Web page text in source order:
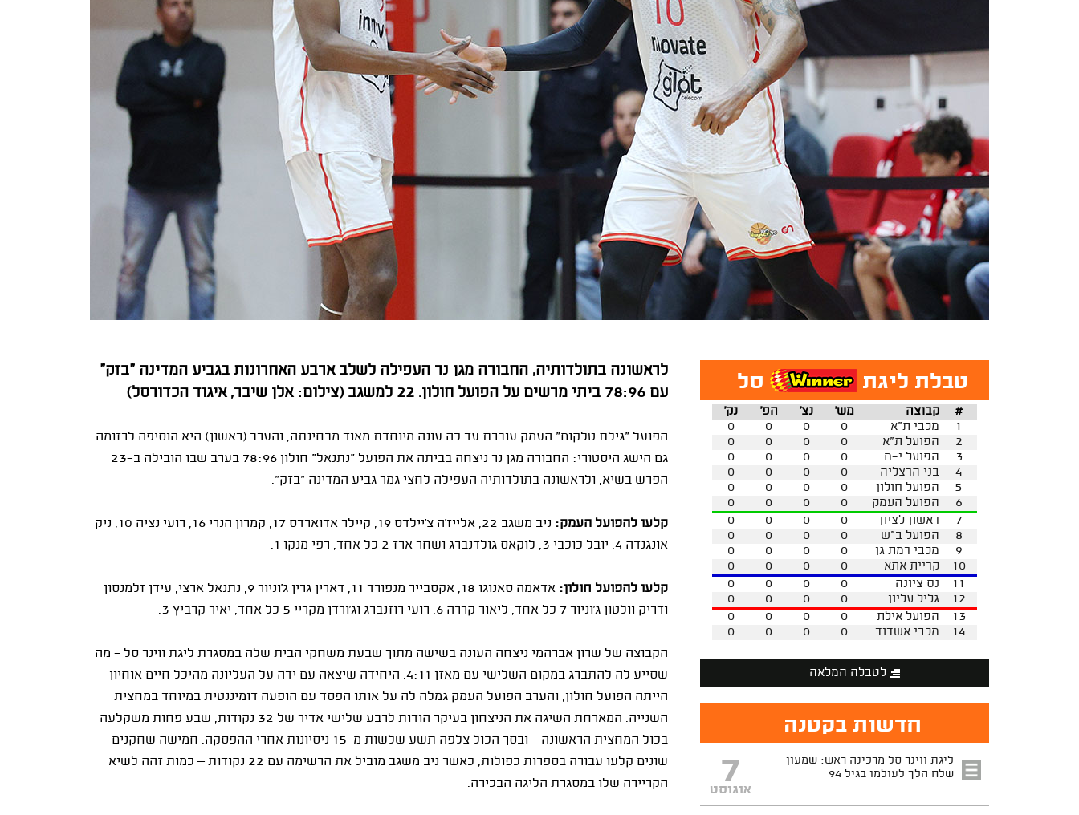
לראשונה בתולדותיה, החבורה מגן נר העפילה לשלב ארבע האחרונות בגביע המדינה "בזק"
עם 78:96 ביתי מרשים על הפועל חולון. 22 למשגב (צילום: אלן שיבר, איגוד הכדורסל)
הפועל "גילת טלקום" העמק עוברת עד כה עונה מיוחדת מאוד מבחינתה, והערב (ראשון) היא הוסיפה לרזומה
גם הישג היסטורי: החבורה מגן נר ניצחה בביתה את הפועל "נתנאל" חולון 78:96 בערב שבו הובילה ב־23
הפרש בשיא, ולראשונה בתולדותיה העפילה לחצי גמר גביע המדינה "בזק".
קלעו להפועל העמק:
ניב משגב 22, אלייז'ה צ'יילדס 19, קיילר אדוארדס 17, קמרון הנרי 16, רועי נציה 10, ניק
אונגנדה 4, יובל כוכבי 3, לוקאס גולדנברג ושחר ארז 2 כל אחד, רפי מנקו 1.
קלעו להפועל חולון:
אדאמה סאנוגו 18, אקסבייר מנפורד 11, דארין גרין ג'וניור 9, נתנאל ארצי, עידן זלמנסון
ודריק וולטון ג'וניור 7 כל אחד, ליאור קררה 6, רועי רוזנברג וג'ורדן מקריי 5 כל אחד, יאיר קרביץ 3.
הקבוצה של שרון אברהמי ניצחה העונה בשישה מתוך שבעת משחקי הבית שלה במסגרת ליגת ווינר סל - מה
שסייע לה להתברג במקום השלישי עם מאזן 4:11. היחידה שיצאה עם ידה על העליונה מהיכל חיים אוחיון
הייתה הפועל חולון, והערב הפועל העמק גמלה לה על אותו הפסד עם הופעה דומיננטית במיוחד במחצית
השנייה. המארחת השיגה את הניצחון בעיקר הודות לרבע שלישי אדיר של 32 נקודות, שבע פחות משקלעה
בכול המחצית הראשונה - ובסך הכול צלפה תשע שלשות מ-15 ניסיונות אחרי ההפסקה. חמישה שחקנים
שונים קלעו עבורה בספרות כפולות, כאשר ניב משגב מוביל את הרשימה עם 22 נקודות – כמות זהה לשיא
הקריירה שלו במסגרת הליגה הבכירה.
טבלת ליגת סל
נק' הפ' נצ' מש' קבוצה
#
0
0 0 0 מכבי ת"א
1
0
0 0 0 הפועל ת"א
2
0
0 0 0 הפועל י-ם
3
0
0 0 0 בני הרצליה
4
0
0 0 0 הפועל חולון
5
0
0 0 0 הפועל העמק
6
0
0 0 0 ראשון לציון
7
0
0 0 0 הפועל ב"ש
8
0
0 0 0 מכבי רמת גן
9
0
0 0 0 קריית אתא
10
0
0 0 0 נס ציונה
11
0
0 0 0 גליל עליון
12
0
0 0 0 הפועל אילת
13
0
0 0 0 מכבי אשדוד 14
לטבלה המלאה
חדשות בקטנה
ליגת ווינר סל מרכינה ראש: שמעון
שלח הלך לעולמו בגיל 94
7
אוגוסט